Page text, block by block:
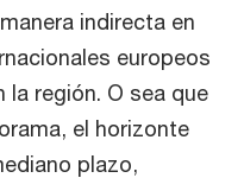
indirecta en
europeos
la región. O sea que
el horizonte
plazo,